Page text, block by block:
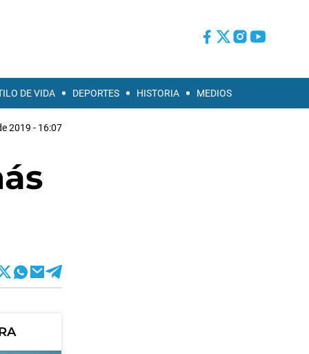
DE VIDA DEPORTES HISTORIA MEDIOS
2019 - 16:07